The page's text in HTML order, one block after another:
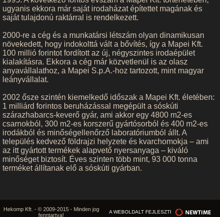
ugyanis ekkora már saját irodaházat építettet magának és
saját tulajdonú raktárral is rendelkezett.
2000-re a cég és a munkatársi létszám olyan dinamikusan
növekedett, hogy indokolttá vált a bővítés, így a Mapei Kft.
100 millió forintot fordított az új, négyszintes irodaépület
kialakításra. Ekkora a cég már közvetlenül is az olasz
anyavállalathoz, a Mapei S.p.A.-hoz tartozott, mint magyar
leányvállalat.
2002 ősze szintén kiemelkedő időszak a Mapei Kft. életében:
1 milliárd forintos beruházással megépült a sóskúti
szárazhabarcs-keverő gyár, ami akkor egy 4800 m2-es
csarnokból, 300 m2-es korszerű gyártósorból és 400 m2-es
irodákból és minőségellenőrző laboratóriumból állt. A
település kedvező földrajzi helyzete és kvarchomokja – ami
az itt gyártott termékek alapvető nyersanyaga – kiváló
minőséget biztosít. Éves szinten több mint, 93 000 tonna
terméket állítanak elő a sóskúti gyárban.
Hekomp Kft. - © 2009-2015 - Minden jog
fenntartva!
A WEBOLDALT FEJLESZTI